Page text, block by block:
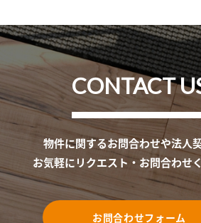
CONTACT
物件に関するお問合わせや法人契
お気軽にリクエスト・お問合わせく
お問合わせフォーム